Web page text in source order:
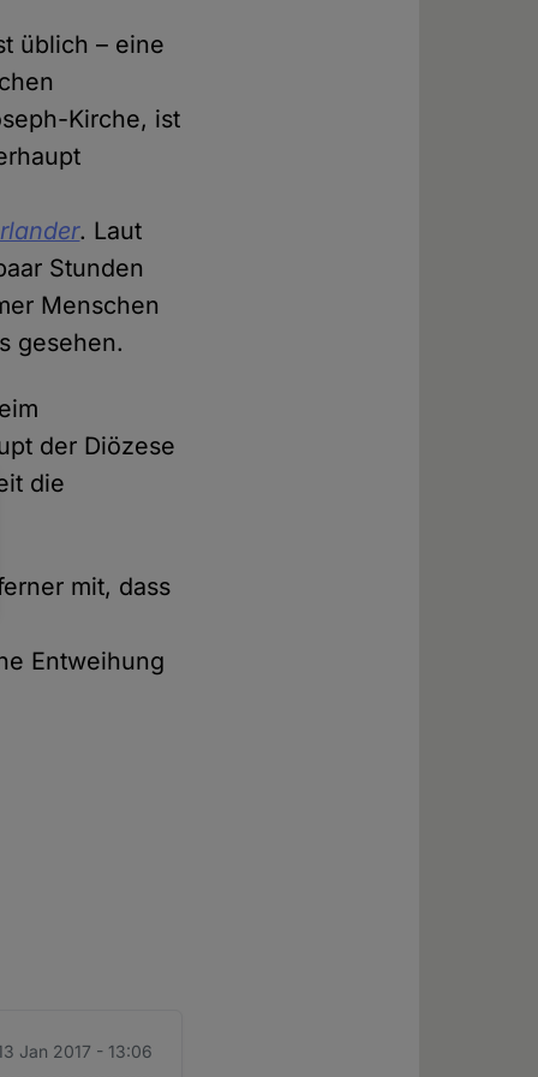
üblich – eine
Kirche, ist
. Laut
Stunden
Menschen
gesehen.
der Diözese
die
mit, dass
Entweihung
Jan 2017 - 13:06